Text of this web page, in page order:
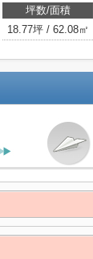
坪数/面積
18.77坪 / 62.08㎡